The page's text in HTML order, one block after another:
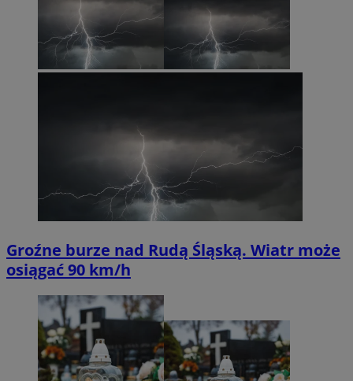
Groźne burze nad Rudą Śląską. Wiatr może
osiągać 90 km/h